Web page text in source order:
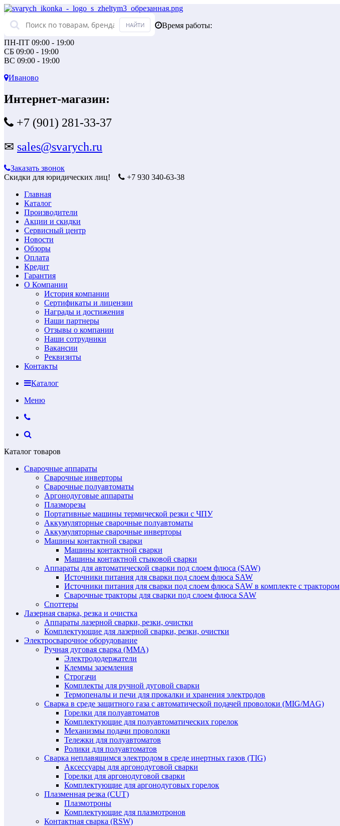
Время работы:
ПН-ПТ 09:00 - 19:00
СБ 09:00 - 19:00
ВС 09:00 - 19:00
Иваново
Интернет-магазин:
+7 (901) 281-33-37
✉ sales@svarych.ru
Заказать звонок
Скидки для юридических лиц!
+7 930 340-63-38
Главная
Каталог
Производители
Акции и скидки
Сервисный центр
Новости
Обзоры
Оплата
Кредит
Гарантия
О Компании
История компании
Сертификаты и лицензии
Награды и достижения
Наши партнеры
Отзывы о компании
Наши сотрудники
Вакансии
Реквизиты
Контакты
Каталог
Меню
Каталог товаров
Сварочные аппараты
Сварочные инверторы
Сварочные полуавтоматы
Аргонодуговые аппараты
Плазморезы
Портативные машины термической резки с ЧПУ
Аккумуляторные сварочные полуавтоматы
Аккумуляторные сварочные инверторы
Машины контактной сварки
Машины контактной сварки
Машины контактной стыковой сварки
Аппараты для автоматической сварки под слоем флюса (SAW)
Источники питания для сварки под слоем флюса SAW
Источники питания для сварки под слоем флюса SAW в комплекте с трактором
Сварочные тракторы для сварки под слоем флюса SAW
Споттеры
Лазерная сварка, резка и очистка
Аппараты лазерной сварки, резки, очистки
Комплектующие для лазерной сварки, резки, очистки
Электросварочное оборудование
Ручная дуговая сварка (MMA)
Электрододержатели
Клеммы заземления
Строгачи
Комплекты для ручной дуговой сварки
Термопеналы и печи для прокалки и хранения электродов
Сварка в среде защитного газа с автоматической подачей проволоки (MIG/MAG)
Горелки для полуавтоматов
Комплектующие для полуавтоматических горелок
Механизмы подачи проволоки
Тележки для полуавтоматов
Ролики для полуавтоматов
Сварка неплавящимся электродом в среде инертных газов (TIG)
Аксессуары для аргонодуговой сварки
Горелки для аргонодуговой сварки
Комплектующие для аргонодуговых горелок
Плазменная резка (CUT)
Плазмотроны
Комплектующие для плазмотронов
Контактная сварка (RSW)